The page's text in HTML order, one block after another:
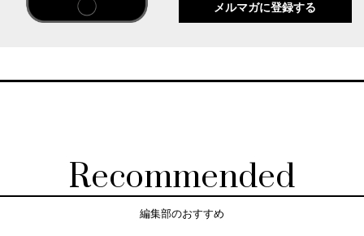
メルマガに登録する
Recommended
編集部のおすすめ